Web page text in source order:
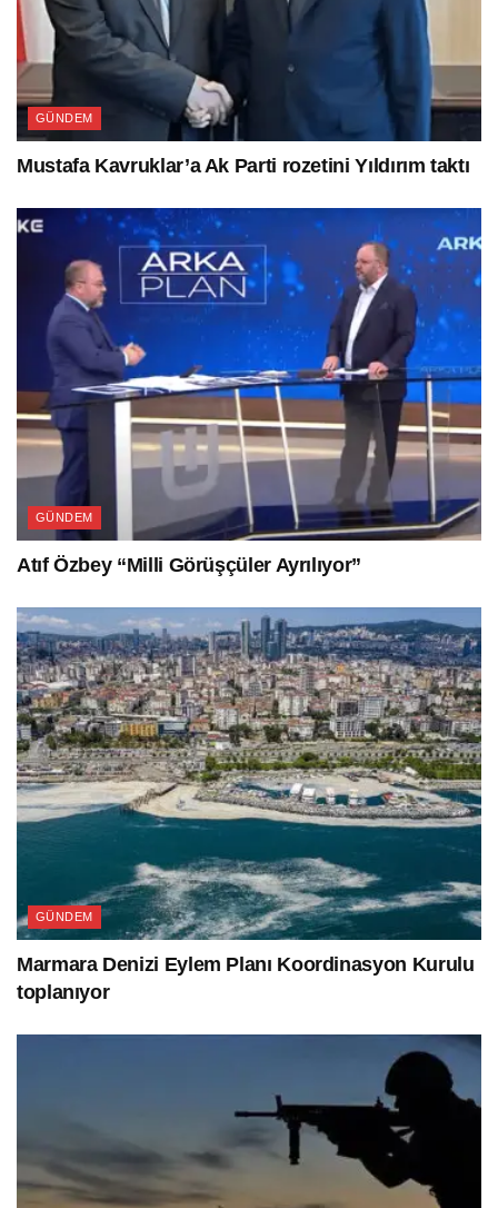
GÜNDEM
Mustafa Kavruklar’a Ak Parti rozetini Yıldırım taktı
GÜNDEM
Atıf Özbey “Milli Görüşçüler Ayrılıyor”
GÜNDEM
Marmara Denizi Eylem Planı Koordinasyon Kurulu
toplanıyor